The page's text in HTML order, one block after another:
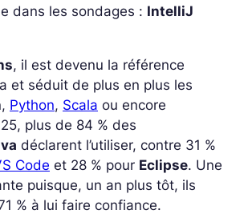
dans les sondages : IntelliJ
, il est devenu la référence
et séduit de plus en plus les
Python, Scala ou encore
plus de 84 % des
déclarent l’utiliser, contre 31 %
Code et 28 % pour Eclipse. Une
puisque, un an plus tôt, ils
% à lui faire confiance.